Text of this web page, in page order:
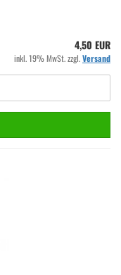
4,50 EUR
inkl. 19% MwSt. zzgl.Versand